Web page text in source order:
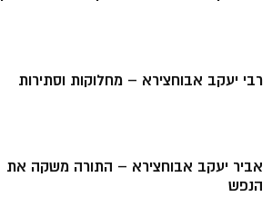
רבי יעקב אבוחצירא – מחלוקות וסתירות
אביר יעקב אבוחצירא – התורה משקה את
הנפש